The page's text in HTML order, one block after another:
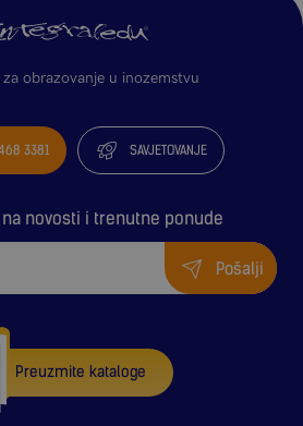
obrazovanje u inozemstvu
3381 SAVJETOVANJE
novosti i trenutne ponude
Pošalji
Preuzmite kataloge